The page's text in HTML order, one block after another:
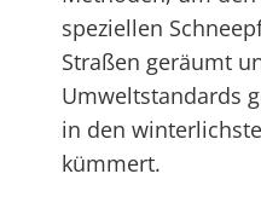
speziellen
Straßen geräumt
Umweltstandards
in den
kümmert.